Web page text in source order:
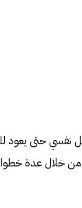
نفسي حتى
خلال عدة